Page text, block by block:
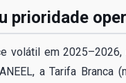
prioridade
volátil em
a Tarifa Branca